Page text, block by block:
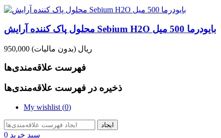
محلول پاک کننده آرایش Sebium H2O بایودرما 500 میل
950,000 ریال (بدون مالیات)
فهرست علاقه‌مندی‌ها
ذخیره در فهرست علاقه‌مندی‌ها
My wishlist (0)
ایجاد
سبد خرید 0